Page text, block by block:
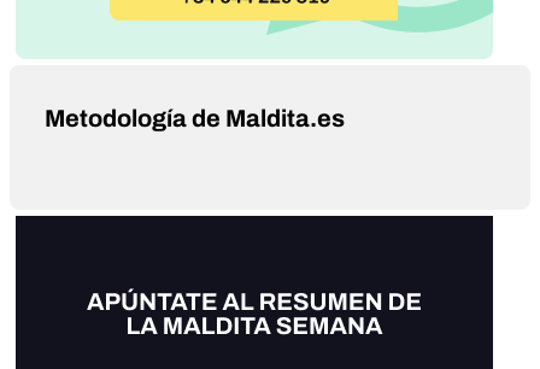
Metodología de Maldita.es